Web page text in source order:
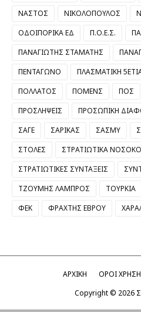
ΝΑΣΤΟΣ
ΝΙΚΟΛΟΠΟΥΛΟΣ
ΟΔΟΙΠΟΡΙΚΑ ΕΔ
Π.Ο.Ε.Σ.
ΠΑΝΑΓΙΩΤΗΣ ΣΤΑΜΑΤΗΣ
ΠΕΝΤΑΓΩΝΟ
ΠΛΑΣΜΑΤΙΚΗ
ΠΟΛΛΑΤΟΣ
ΠΟΜΕΝΣ ΠΟΣ
ΠΡΟΣΛΗΨΕΙΣ
ΠΡΟΣΩΠΙΚΗ
ΣΑΓΕ
ΣΑΡΙΚΑΣ ΣΑΣΜΥ
ΣΤΟΛΕΣ
ΣΤΡΑΤΙΩΤΙΚΑ
ΣΤΡΑΤΙΩΤΙΚΕΣ ΣΥΝΤΑΞΕΙΣ
ΤΖΟΥΜΗΣ ΛΑΜΠΡΟΣ
ΤΟΥΡΚΙΑ
ΦΕΚ
ΦΡΑΧΤΗΣ ΕΒΡΟΥ
ΑΡΧΙΚΗ ΟΡΟΙ
Copyright © 2026